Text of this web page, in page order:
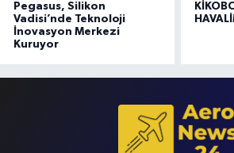
Pegasus, Silikon
Vadisi’nde Teknoloji
İnovasyon Merkezi
Kuruyor